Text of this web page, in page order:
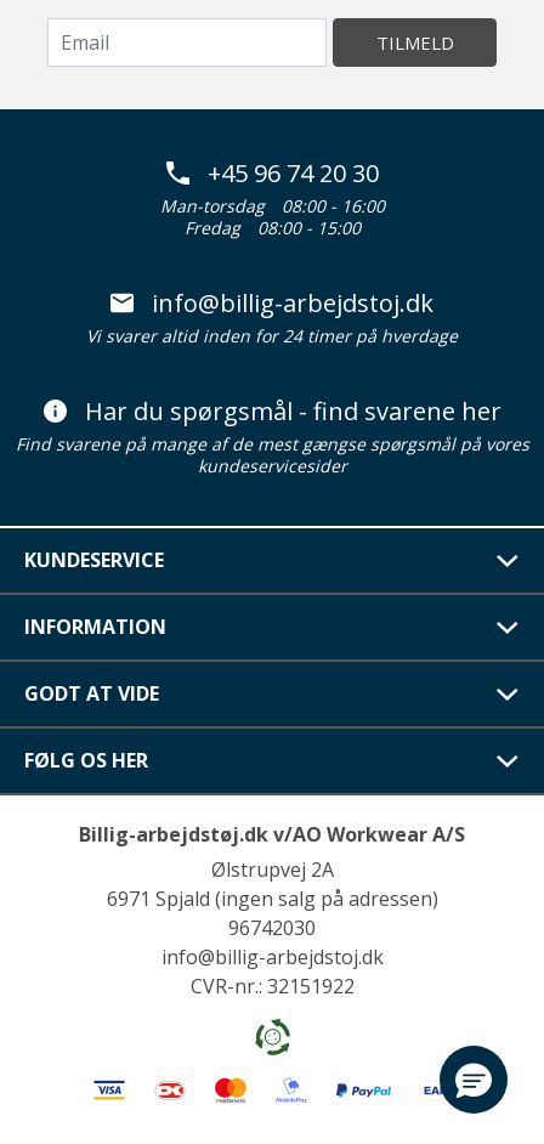
TILMELD
+45 96 74 20 30
Man-torsdag
08:00 - 16:00
Fredag
08:00 - 15:00
info@billig-arbejdstoj.dk
Vi svarer altid inden for 24 timer på hverdage
Har du spørgsmål - find svarene her
Find svarene på mange af de mest gængse spørgsmål på vores
kundeservicesider
KUNDESERVICE
INFORMATION
GODT AT VIDE
FØLG OS HER
Billig-arbejdstøj.dk v/AO Workwear A/S
Ølstrupvej 2A
6971 Spjald (ingen salg på adressen)
96742030
info@billig-arbejdstoj.dk
CVR-nr.: 32151922